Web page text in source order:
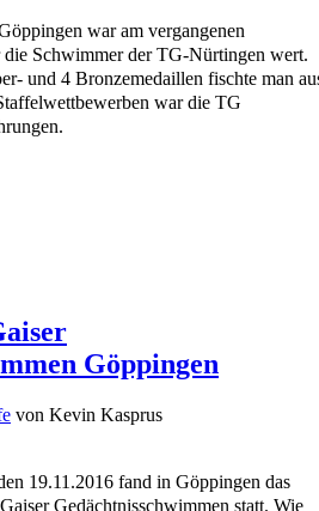
war am vergangenen
die Schwimmer der TG-Nürtingen wert.
und 4 Bronzemedaillen fischte man
war die TG
Göppingen
von Kevin Kasprus
19.11.2016 fand in Göppingen das
Gedächtnisschwimmen statt. Wie